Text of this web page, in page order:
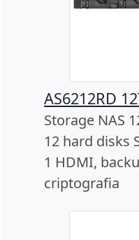
AS6212RD
Storage NAS
12 hard disks
1 HDMI,
criptografia